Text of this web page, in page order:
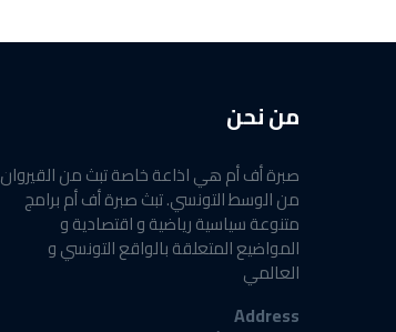
من نحن
صبرة أف أم هي اذاعة خاصة تبث من القيروان
من الوسط التونسي. تبث صبرة أف أم برامج
متنوعة سياسية رياضية و اقتصادية و
المواضيع المتعلقة بالواقع التونسي و
العالمي
Address